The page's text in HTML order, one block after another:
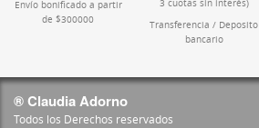
Envío bonificado a partir
de $300000
3 cuotas sin interés)
Transferencia / Deposito
bancario
® Claudia Adorno
Todos los Derechos reservados